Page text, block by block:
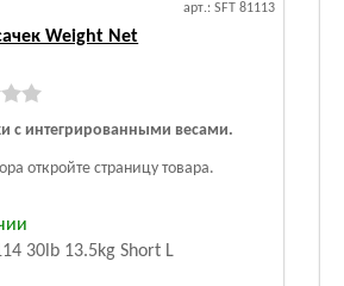
арт.: SFT 81113
Weight Net
с интегрированными весами.
откройте страницу товара.
30lb 13.5kg Short L